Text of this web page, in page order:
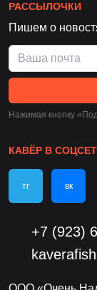
РАССЫЛОЧКИ
Пишем о
Нажимая кнопку
КАВЁР В
тг вк
+7 (923)